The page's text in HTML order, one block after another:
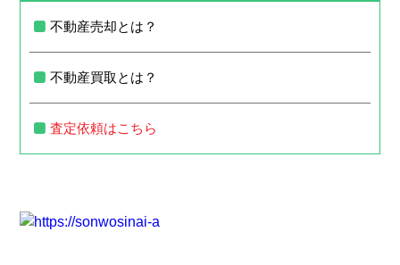
不動産売却とは？
不動産買取とは？
査定依頼はこちら